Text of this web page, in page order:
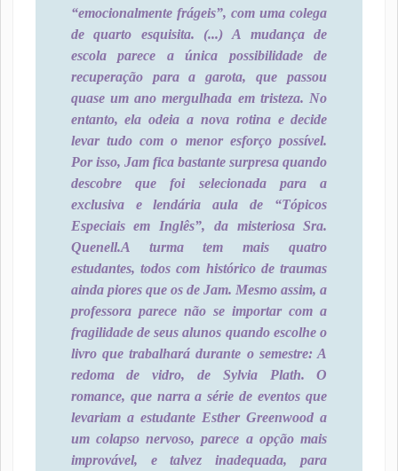
“emocionalmente frágeis”, com uma colega
de quarto esquisita. (...) A mudança de
escola parece a única possibilidade de
recuperação para a garota, que passou
quase um ano mergulhada em tristeza. No
entanto, ela odeia a nova rotina e decide
levar tudo com o menor esforço possível.
Por isso, Jam fica bastante surpresa quando
descobre que foi selecionada para a
exclusiva e lendária aula de “Tópicos
Especiais em Inglês”, da misteriosa Sra.
Quenell.A turma tem mais quatro
estudantes, todos com histórico de traumas
ainda piores que os de Jam. Mesmo assim, a
professora parece não se importar com a
fragilidade de seus alunos quando escolhe o
livro que trabalhará durante o semestre: A
redoma de vidro, de Sylvia Plath. O
romance, que narra a série de eventos que
levariam a estudante Esther Greenwood a
um colapso nervoso, parece a opção mais
improvável, e talvez inadequada, para